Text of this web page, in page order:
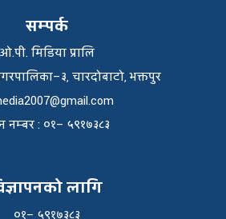
सम्पर्क
ओ.पी. मिडिया प्रालि
चारदोबाटो, भक्तपुर
नम्बर : ०१– ५९१७३८३
लागि
०१– ५९१७३८३